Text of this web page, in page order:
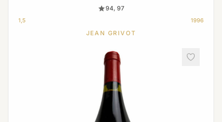
94, 97
1,5 1996
JEAN GRIVOT